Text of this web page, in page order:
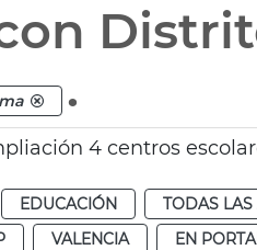
.
4 centros
EDUCACIÓN TODAS
VALENCIA EN